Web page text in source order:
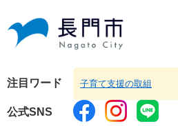
頭
す。
飛
し
注目ワード 子育て支援の取組
公式SNS